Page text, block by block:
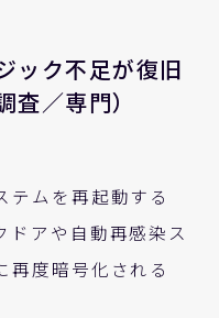
ック不足が復旧
／専門）
テムを再起動する
ドアや自動再感染ス
再度暗号化される